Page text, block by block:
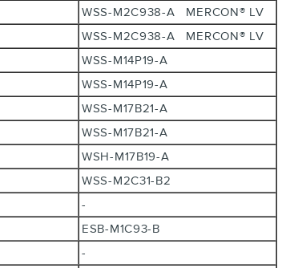
WSS-M2C938-A MERCON® LV
WSS-M2C938-A MERCON® LV
WSS-M14P19-A
WSS-M14P19-A
WSS-M17B21-A
WSS-M17B21-A
WSH-M17B19-A
WSS-M2C31-B2
-
ESB-M1C93-B
-